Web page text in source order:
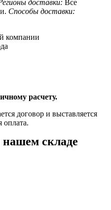
доставки: Все
Способы доставки:
компании
расчету.
договор и выставляется
оплата.
нашем складе